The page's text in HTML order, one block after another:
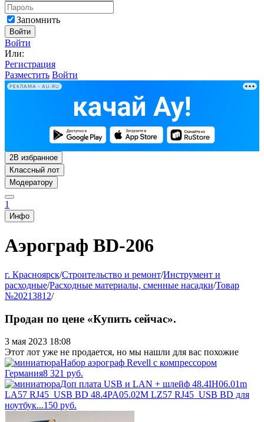
Запомнить
Войти
Войти
Или:
Регистрация
Разместить Войти
РЕКЛАМА • AU.RU
2В избранное
Классный лот
Модератору
1
Инфо
Аэрограф BD-206
г. Красноярск/Строительство и ремонт/Инструмент и
расходные/Расходные материалы, сменные насадки/Товар
№20213812/
Продан по цене «Купить сейчас».
3 мая 2023 18:08
Этот лот уже не продается, но мы нашли для вас похожие
Набор аэрограф Revell с компрессором
Германия8 321 руб.
Доп плата USB и LAN + шлейф 48.4IH06.01m
LA57 RJ45_USB BD 48.4PA05.02M LZ57 RJ45_USB BD для
ноутбук...150 руб.